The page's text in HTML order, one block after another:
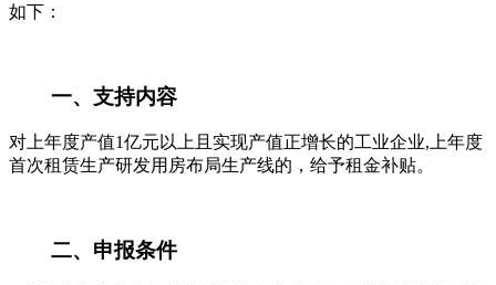
如下：
一、支持内容
对上年度产值1亿元以上且实现产值正增长的工业企业,上年度
首次租赁生产研发用房布局生产线的，给予租金补贴。
二、申报条件